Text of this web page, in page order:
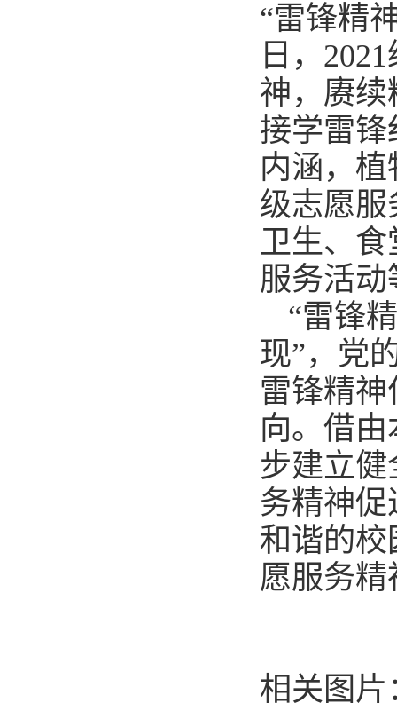
“雷锋精
日，
神，赓续
接学雷
内涵，
级志愿
卫生、
服务活动
“雷锋
现”，党
雷锋精
向。借
步建立
务精神
和谐的
愿服务
相关图片